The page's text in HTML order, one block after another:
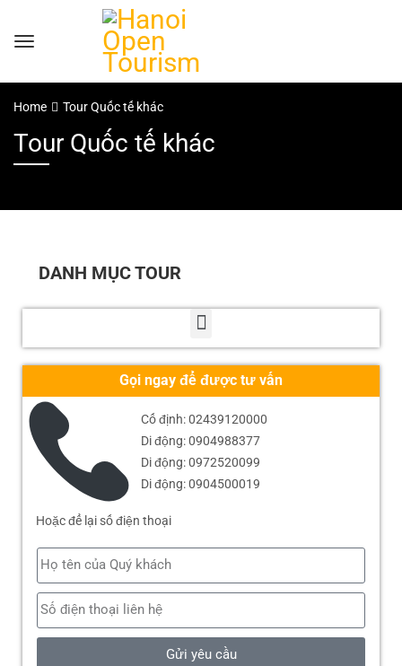
Home Tour Quốc tế khác
Tour Quốc tế khác
DANH MỤC TOUR
Gọi ngay để được tư vấn
Cố định: 02439120000
Di động: 0904988377
Di động: 0972520099
Di động: 0904500019
Hoặc để lại số điện thoại
Gửi yêu cầu